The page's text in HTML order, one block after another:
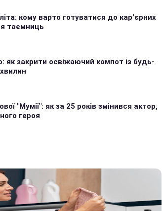
кому варто готуватися до кар'єрних
таємниць
як закрити освіжаючий компот із будь-
"Мумії": як за 25 років змінився актор,
героя